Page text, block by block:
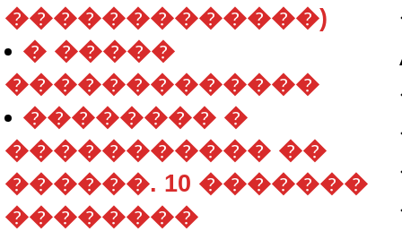
�������������)
� �����
�������������
�������� �
����������� ��
������. 10 �������
��������